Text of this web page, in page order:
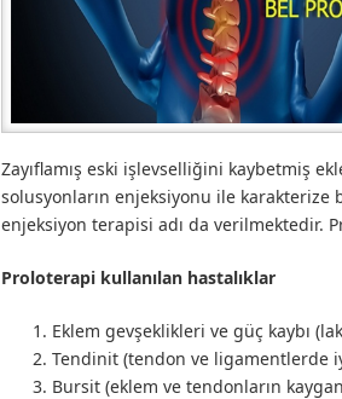
Zayıflamış eski işlevselliğini kaybetmiş
solusyonların enjeksiyonu ile
enjeksiyon terapisi adı da verilmektedir.
Proloterapi kullanılan hastalıklar
Eklem gevşeklikleri ve güç kaybı
Tendinit (tendon ve ligamentlerde
Bursit (eklem ve tendonların